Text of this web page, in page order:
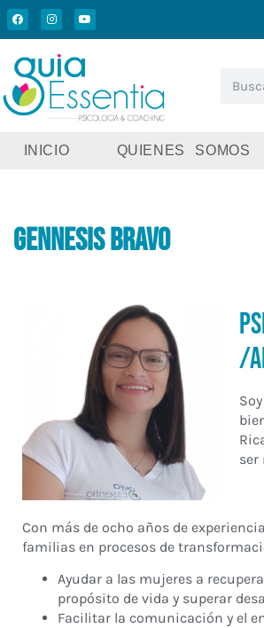
INICIO QUIENES SOMOS
Gennesis Bravo
/
ser
Con más de ocho años de
familias en procesos de
Ayudar a las mujeres a
propósito de vida y superar
Facilitar la comunicación y el